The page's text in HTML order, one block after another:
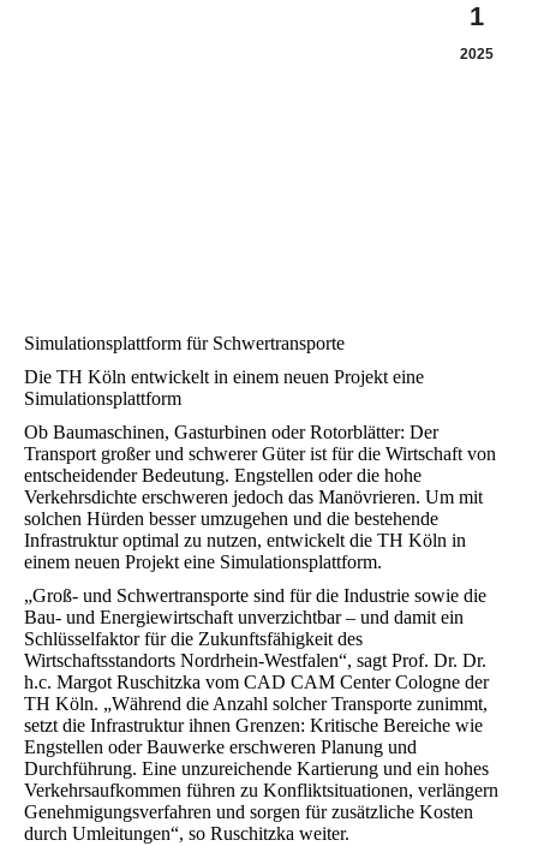
1
2025
Simulationsplattform für Schwertransporte
Die TH Köln entwickelt in einem neuen Projekt eine
Simulationsplattform
Ob Baumaschinen, Gasturbinen oder Rotorblätter: Der
Transport großer und schwerer Güter ist für die Wirtschaft von
entscheidender Bedeutung. Engstellen oder die hohe
Verkehrsdichte erschweren jedoch das Manövrieren. Um mit
solchen Hürden besser umzugehen und die bestehende
Infrastruktur optimal zu nutzen, entwickelt die TH Köln in
einem neuen Projekt eine Simulationsplattform.
„Groß- und Schwertransporte sind für die Industrie sowie die
Bau- und Energiewirtschaft unverzichtbar – und damit ein
Schlüsselfaktor für die Zukunftsfähigkeit des
Wirtschaftsstandorts Nordrhein-Westfalen“, sagt Prof. Dr. Dr.
h.c. Margot Ruschitzka vom CAD CAM Center Cologne der
TH Köln. „Während die Anzahl solcher Transporte zunimmt,
setzt die Infrastruktur ihnen Grenzen: Kritische Bereiche wie
Engstellen oder Bauwerke erschweren Planung und
Durchführung. Eine unzureichende Kartierung und ein hohes
Verkehrsaufkommen führen zu Konfliktsituationen, verlängern
Genehmigungsverfahren und sorgen für zusätzliche Kosten
durch Umleitungen“, so Ruschitzka weiter.